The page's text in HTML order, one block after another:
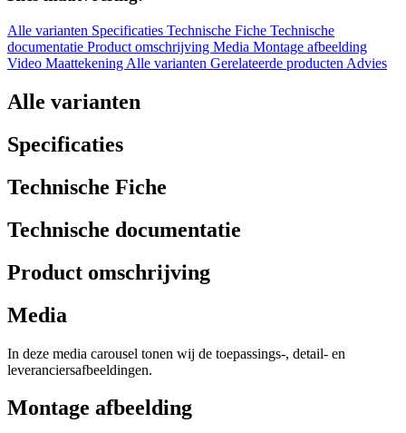
Alle varianten Specificaties Technische Fiche Technische
documentatie Product omschrijving Media Montage afbeelding
Video Maattekening Alle varianten Gerelateerde producten Advies
Alle varianten
Specificaties
Technische Fiche
Technische documentatie
Product omschrijving
Media
In deze media carousel tonen wij de toepassings-, detail- en
leveranciersafbeeldingen.
Montage afbeelding